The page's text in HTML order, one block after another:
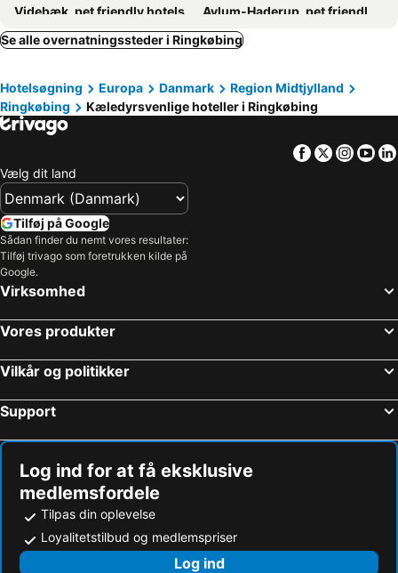
Videbæk, pet friendly hotels
Avlum-Haderup, pet friendly hotels
Tarm, pet friendly hotels
Holmsland, pet friendly hotels
Se alle overnatningssteder i Ringkøbing
Hotelsøgning Europa Danmark
Region Midtjylland
Ringkøbing
Kæledyrsvenlige hoteller i Ringkøbing
Facebook
Twitter
Vælg dit land
Tilføj på Google
Sådan finder du nemt vores resultater:
Tilføj trivago som foretrukken kilde på
Google.
Virksomhed
Vores produkter
Vilkår og politikker
Support
Log ind for at få eksklusive
medlemsfordele
Tilpas din oplevelse
Loyalitetstilbud og medlemspriser
Log ind